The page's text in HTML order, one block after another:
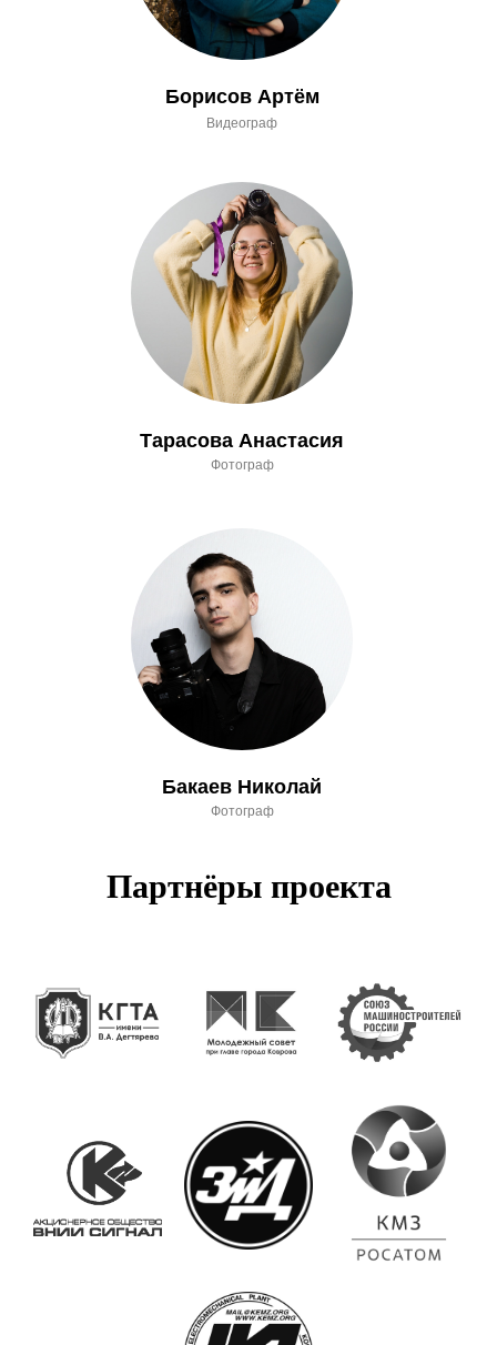
Видеограф
Борисов Артём
Тарасова Анастасия
Бакаев Николай
Фотограф
Фотограф
Партнёры проекта